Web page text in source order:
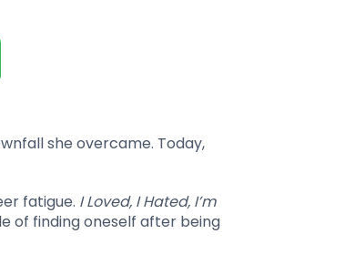
she overcame. Today,
fatigue. I Loved, I Hated, I’m
of finding oneself after being